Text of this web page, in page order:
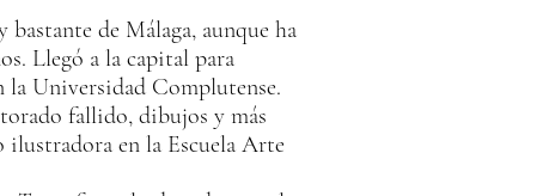
bastante de Málaga, aunque ha
Llegó a la capital para
la Universidad Complutense.
fallido, dibujos y más
en la Escuela Arte